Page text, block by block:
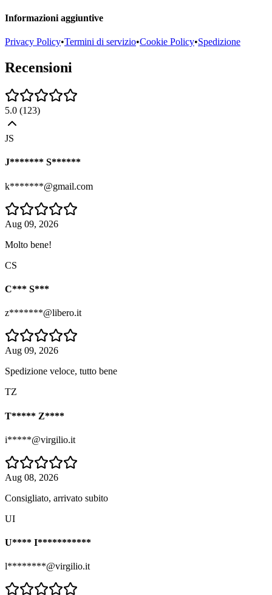
Informazioni aggiuntive
Privacy Policy•Termini di servizio•Cookie Policy•Spedizione
Recensioni
5.0 (123)
JS
J******* S******
k*******@gmail.com
Aug 09, 2026
Molto bene!
CS
C*** S***
z*******@libero.it
Aug 09, 2026
Spedizione veloce, tutto bene
TZ
T***** Z****
i*****@virgilio.it
Aug 08, 2026
Consigliato, arrivato subito
UI
U**** I***********
l********@virgilio.it